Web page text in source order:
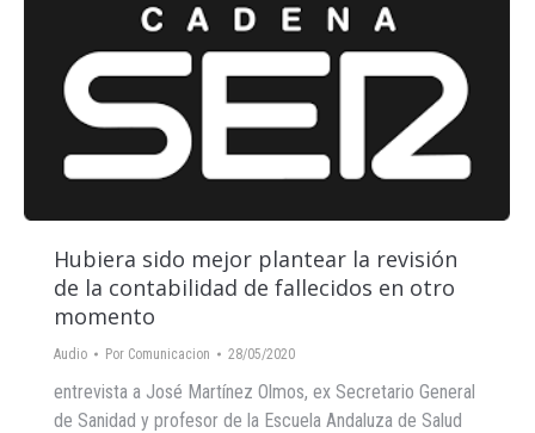
Hubiera sido mejor plantear la revisión
de la contabilidad de fallecidos en otro
momento
Audio Por Comunicacion 28/05/2020
entrevista a José Martínez Olmos, ex Secretario General
de Sanidad y profesor de la Escuela Andaluza de Salud